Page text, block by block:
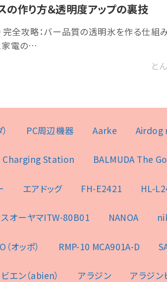
の作り方＆透明度アップの裏技
完全攻略：バー品質の透明氷を作る仕組
家電の…
と
PC周辺機器 Aarke Airdog
Charging Station BALMUDA The
エアドッグ FH-E2421 HL-
スオーヤマITW-80B01 NANOA
オッポ） RMP-10 MCA901A-D
エン（abien） アラジン アラジン